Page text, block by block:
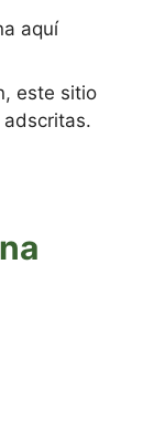
aquí
este sitio